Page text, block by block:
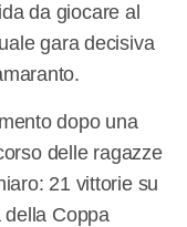
da giocare al
gara decisiva
dopo una
delle ragazze
21 vittorie su
della Coppa